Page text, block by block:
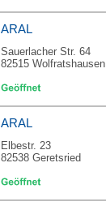
ARAL
Sauerlacher Str. 64
82515 Wolfratshausen
ARAL
Elbestr. 23
82538 Geretsried